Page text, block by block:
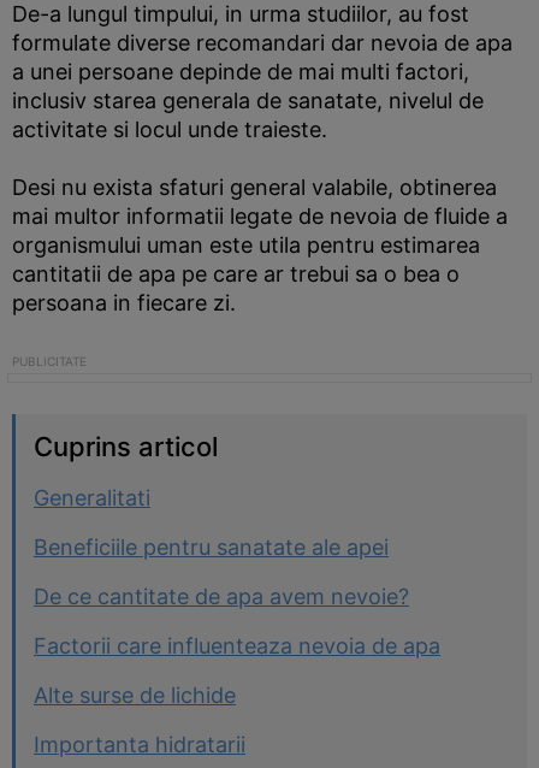
De-a lungul timpului, in urma studiilor, au fost
formulate diverse recomandari dar nevoia de apa
a unei persoane depinde de mai multi factori,
inclusiv starea generala de sanatate, nivelul de
activitate si locul unde traieste.
Desi nu exista sfaturi general valabile, obtinerea
mai multor informatii legate de nevoia de fluide a
organismului uman este utila pentru estimarea
cantitatii de apa pe care ar trebui sa o bea o
persoana in fiecare zi.
Cuprins articol
Generalitati
Beneficiile pentru sanatate ale apei
De ce cantitate de apa avem nevoie?
Factorii care influenteaza nevoia de apa
Alte surse de lichide
Importanta hidratarii